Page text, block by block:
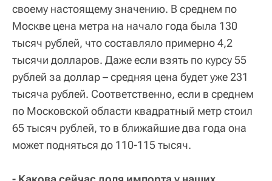
своему настоящему значению. В среднем по
Москве цена метра на начало года была 130
тысяч рублей, что составляло примерно 4,2
тысячи долларов. Даже если взять по курсу 55
рублей за доллар – средняя цена будет уже 231
тысяча рублей. Соответственно, если в среднем
по Московской области квадратный метр стоил
65 тысяч рублей, то в ближайшие два года она
может подняться до 110-115 тысяч.